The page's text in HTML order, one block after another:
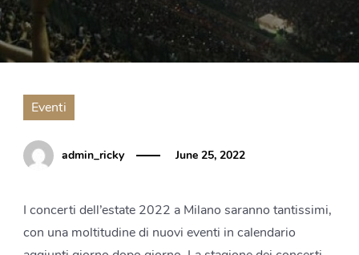
Eventi
admin_ricky June 25, 2022
I concerti dell’estate 2022 a Milano saranno tantissimi,
con una moltitudine di nuovi eventi in calendario